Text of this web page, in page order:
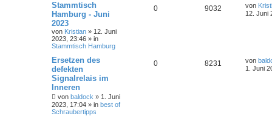
Stammtisch
Hamburg - Juni
2023
von Kristian » 12. Juni
2023, 23:46 » in
Stammtisch Hamburg
0 9032 von
12. Juni
Ersetzen des
defekten
Signalrelais im
Inneren
von baldock » 1. Juni
2023, 17:04 » in best of
Schraubertipps
0 8231 von
1. Juni